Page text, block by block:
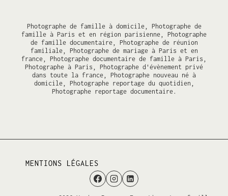
Photographe de famille à domicile, Photographe de
famille à Paris et en région parisienne, Photographe
de famille documentaire, Photographe de réunion
familiale, Photographe de mariage à Paris et en
france, Photographe documentaire de famille à Paris,
Photographe à Paris, Photographe d'évènement privé
dans toute la france, Photographe nouveau né à
domicile, Photographe reportage du quotidien,
Photographe reportage documentaire.
MENTIONS LÉGALES